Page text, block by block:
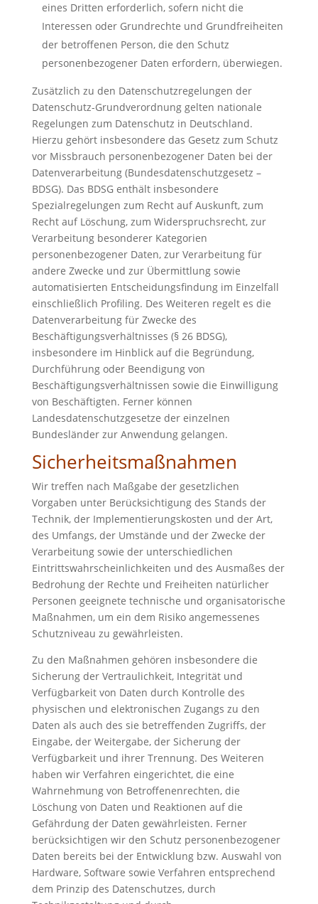
eines Dritten erforderlich, sofern nicht die
Interessen oder Grundrechte und Grundfreiheiten
der betroffenen Person, die den Schutz
personenbezogener Daten erfordern, überwiegen.
Zusätzlich zu den Datenschutzregelungen der
Datenschutz-Grundverordnung gelten nationale
Regelungen zum Datenschutz in Deutschland.
Hierzu gehört insbesondere das Gesetz zum Schutz
vor Missbrauch personenbezogener Daten bei der
Datenverarbeitung (Bundesdatenschutzgesetz –
BDSG). Das BDSG enthält insbesondere
Spezialregelungen zum Recht auf Auskunft, zum
Recht auf Löschung, zum Widerspruchsrecht, zur
Verarbeitung besonderer Kategorien
personenbezogener Daten, zur Verarbeitung für
andere Zwecke und zur Übermittlung sowie
automatisierten Entscheidungsfindung im Einzelfall
einschließlich Profiling. Des Weiteren regelt es die
Datenverarbeitung für Zwecke des
Beschäftigungsverhältnisses (§ 26 BDSG),
insbesondere im Hinblick auf die Begründung,
Durchführung oder Beendigung von
Beschäftigungsverhältnissen sowie die Einwilligung
von Beschäftigten. Ferner können
Landesdatenschutzgesetze der einzelnen
Bundesländer zur Anwendung gelangen.
Sicherheitsmaßnahmen
Wir treffen nach Maßgabe der gesetzlichen
Vorgaben unter Berücksichtigung des Stands der
Technik, der Implementierungskosten und der Art,
des Umfangs, der Umstände und der Zwecke der
Verarbeitung sowie der unterschiedlichen
Eintrittswahrscheinlichkeiten und des Ausmaßes der
Bedrohung der Rechte und Freiheiten natürlicher
Personen geeignete technische und organisatorische
Maßnahmen, um ein dem Risiko angemessenes
Schutzniveau zu gewährleisten.
Zu den Maßnahmen gehören insbesondere die
Sicherung der Vertraulichkeit, Integrität und
Verfügbarkeit von Daten durch Kontrolle des
physischen und elektronischen Zugangs zu den
Daten als auch des sie betreffenden Zugriffs, der
Eingabe, der Weitergabe, der Sicherung der
Verfügbarkeit und ihrer Trennung. Des Weiteren
haben wir Verfahren eingerichtet, die eine
Wahrnehmung von Betroffenenrechten, die
Löschung von Daten und Reaktionen auf die
Gefährdung der Daten gewährleisten. Ferner
berücksichtigen wir den Schutz personenbezogener
Daten bereits bei der Entwicklung bzw. Auswahl von
Hardware, Software sowie Verfahren entsprechend
dem Prinzip des Datenschutzes, durch